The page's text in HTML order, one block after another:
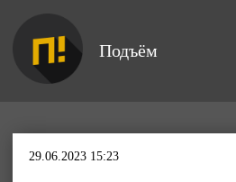
Подъём
29.06.2023 15:23